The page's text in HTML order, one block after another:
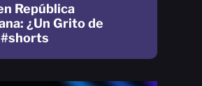
República
¿Un Grito de